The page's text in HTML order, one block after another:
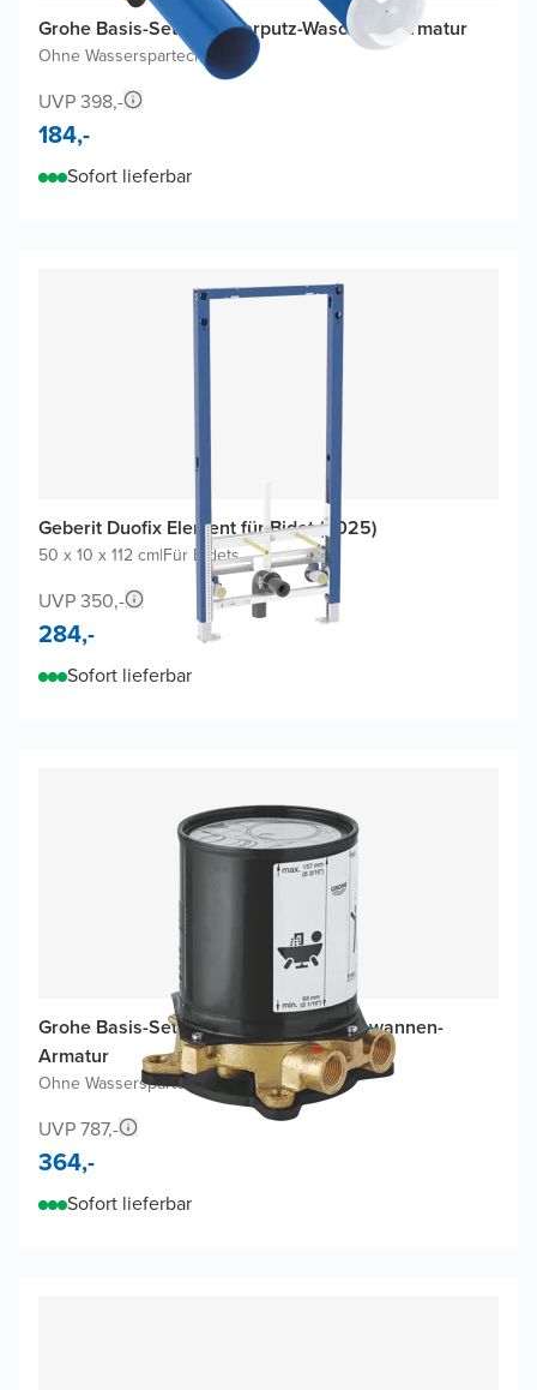
Grohe Basis-Set für Unterputz-Waschtischarmatur
Ohne Wasserspartechnologie
UVP 398,-
184,-
Sofort lieferbar
Geberit Duofix Element für Bidet (2025)
50 x 10 x 112 cm|Für Bidets
UVP 350,-
284,-
Sofort lieferbar
Grohe Basis-Set für freistehende Badewannen-
Armatur
Ohne Wasserspartechnologie
UVP 787,-
364,-
Sofort lieferbar